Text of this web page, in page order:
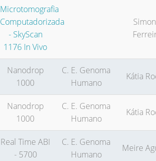
Microtomografia
Computadorizada
- SkyScan
1176 In Vivo
Nanodrop
1000
C. E. Genoma
Humano
Kátia
Nanodrop
1000
C. E. Genoma
Humano
Kátia
Real Time ABI
- 5700
C. E. Genoma
Humano
Meire